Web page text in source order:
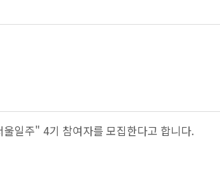
일주" 4기 참여자를 모집한다고 합니다.